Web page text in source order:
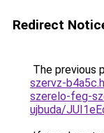
Redirect
The previous
szervz-
szerelo-feg-
ujbuda/